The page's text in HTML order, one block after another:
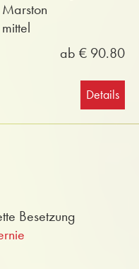
ab € 90.80
Details
Besetzung